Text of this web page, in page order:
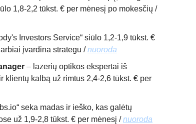
1,8-2,2 tūkst. € per mėnesį po mokesčių /
Investors Service“ siūlo 1,2-1,9 tūkst. €
įvardina strategu /nuoroda
– lazerių optikos ekspertai iš
klientų kalbą už rimtus 2,4-2,6 tūkst. € per
seka madas ir ieško, kas galėtų
už 1,9-2,8 tūkst. € per mėnesį /nuoroda